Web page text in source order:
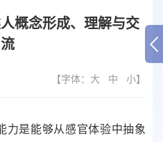
概念形成、理解与交
流
【字体： 大 中 小】
力是能够从感官体验中抽象